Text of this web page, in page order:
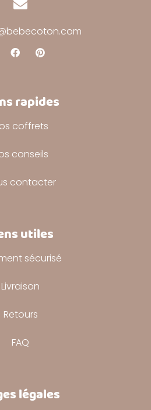
rapides
coffrets
conseils
contacter
utiles
sécurisé
Livraison
Retours
FAQ
légales